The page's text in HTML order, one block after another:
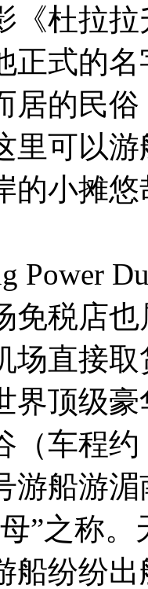
《杜拉
正式的
居的民
里可以
的小摊
Power
免税店
场直接
界顶级
（车程
游船游
”之称
船纷纷